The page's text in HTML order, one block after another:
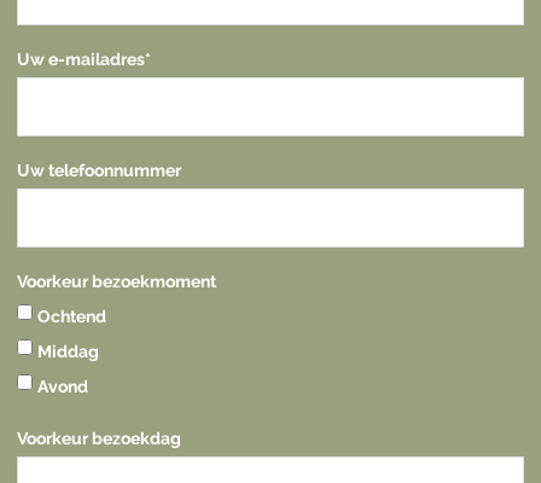
Uw e-mailadres*
Uw telefoonnummer
Voorkeur bezoekmoment
Ochtend
Middag
Avond
Voorkeur bezoekdag